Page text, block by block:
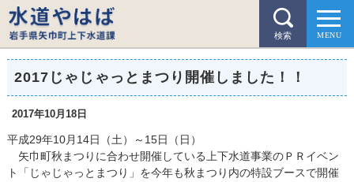
検索
2017じゃじゃっとまつり開催しました！！
2017年10月18日
平成29年10月14日（土）～15日（日）
矢巾町秋まつりに合わせ開催している上下水道事業のＰＲイベン
ト「じゃじゃっとまつり」を今年も秋まつり内の特設ブースで開催